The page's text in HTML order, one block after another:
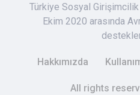
Türkiye Sosyal
Ekim 2020 arasında
Hakkımızda
All rights